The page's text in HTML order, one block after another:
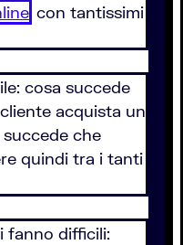
con tantissimi
cosa succede
acquista un
che
quindi tra i tanti
fanno difficili: